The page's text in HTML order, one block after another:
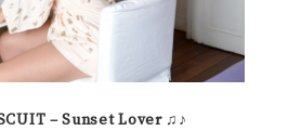
– Sunset Lover♫♪